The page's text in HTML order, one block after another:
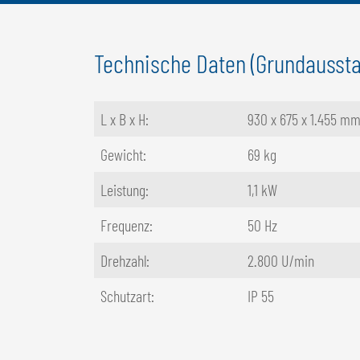
Technische Daten
L x B x H:
930 x 675 x 1.455 mm
Gewicht:
69 kg
Leistung:
1,1 kW
Frequenz:
50 Hz
Drehzahl:
2.800 U/min
Schutzart:
IP 55